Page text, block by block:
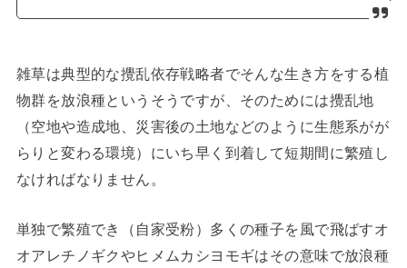
雑草は典型的な攪乱依存戦略者でそんな生き方をする植
物群を放浪種というそうですが、そのためには攪乱地
（空地や造成地、災害後の土地などのように生態系がが
らりと変わる環境）にいち早く到着して短期間に繁殖し
なければなりません。
単独で繁殖でき（自家受粉）多くの種子を風で飛ばすオ
オアレチノギクやヒメムカシヨモギはその意味で放浪種